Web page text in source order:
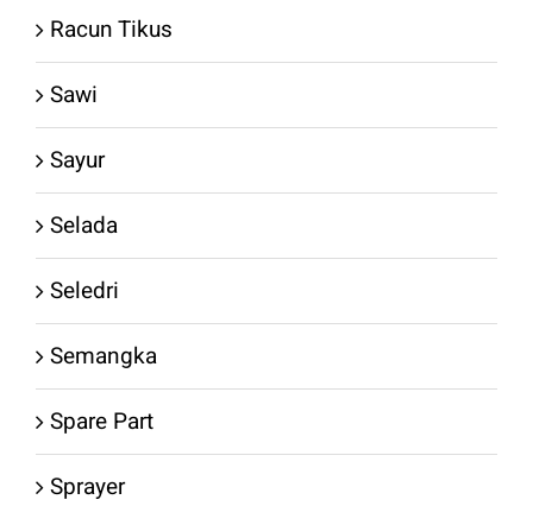
Racun Tikus
Sawi
Sayur
Selada
Seledri
Semangka
Spare Part
Sprayer